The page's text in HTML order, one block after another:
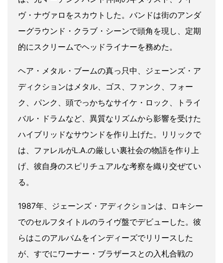
ヴ・ナヴァロをスカウトした。バンドは街のアンダ
ーグラウンド・クラブ・シーンで頭角を現し、定期
的にスクリームでヘッドライナーを務めた。
ヘア・メタル・ブームの真っ只中、ジェーンズ・ア
ディクションはメタル、ゴス、ファンク、フォー
ク、パンク、頭でっかちなサイケ・ロック、トライ
バル・ドラムなど、異質なリズムから影響を受けた
ハイブリッドなサウンドを作り上げた。リリックで
は、ファレルがL.A.の厳しい裏社会の物語を作り上
げ、彼自身のスピリチュアルな考察を織り交ぜてい
る。
1987年、ジェーンズ・アディクションは、ロキシー
でのセルフタイトルのライヴ盤でデビューした。彼
らはこのアルバムをインディーズでリリースした
が、すでにワーナー・ブラザースとの入札合戦の